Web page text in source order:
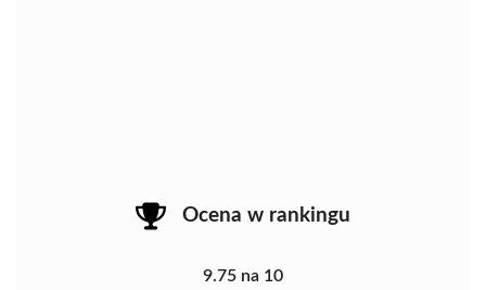
Ocena w rankingu
9.75 na 10